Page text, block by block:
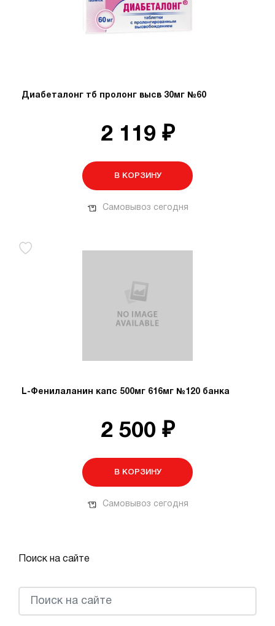
Диабеталонг тб пролонг высв 30мг №60
2 119 ₽
В КОРЗИНУ
Самовывоз сегодня
L-Фенилаланин капс 500мг 616мг №120 банка
2 500 ₽
В КОРЗИНУ
Самовывоз сегодня
Поиск на сайте